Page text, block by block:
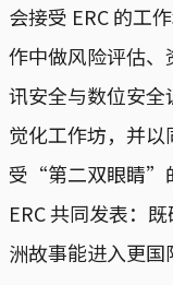
会接受 ERC 的工
作中做风险评估
讯安全与数位安
觉化工作坊，并
受“第二双眼睛”
ERC 共同发表：
洲故事能进入更国